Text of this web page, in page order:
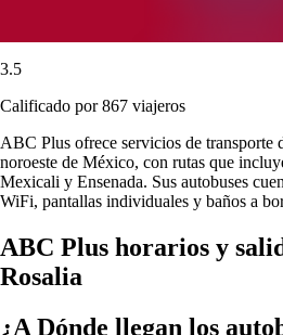
3.5
Calificado por 867 viajeros
ABC Plus ofrece servicios de transporte
noroeste de México, con rutas que
Mexicali y Ensenada. Sus autobuses
WiFi, pantallas individuales y baños a
ABC Plus horarios y
Rosalia
¿A Dónde llegan los